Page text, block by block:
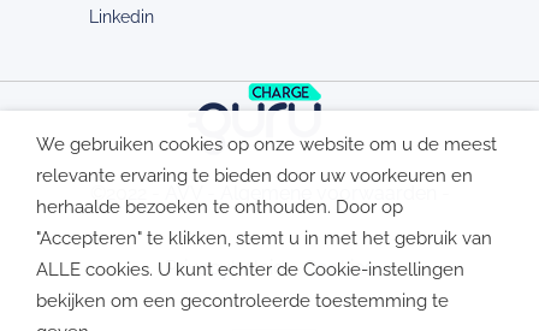
Linkedin
AVV
Privacybeleid- Cookies
We gebruiken cookies op onze website om u de meest
relevante ervaring te bieden door uw voorkeuren en
herhaalde bezoeken te onthouden. Door op
"Accepteren" te klikken, stemt u in met het gebruik van
ALLE cookies. U kunt echter de Cookie-instellingen
bekijken om een ​​gecontroleerde toestemming te